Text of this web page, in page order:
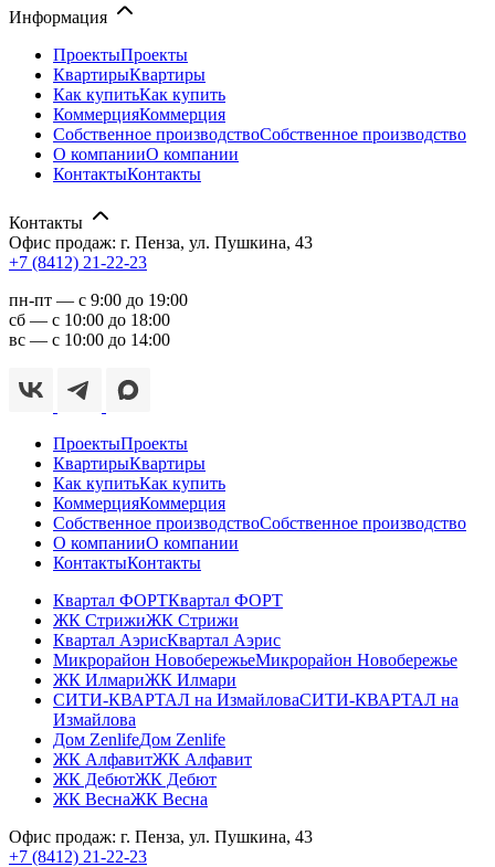
Информация
ПроектыПроекты
КвартирыКвартиры
Как купитьКак купить
КоммерцияКоммерция
Собственное производствоСобственное производство
О компанииО компании
КонтактыКонтакты
Контакты
Офис продаж: г. Пенза, ул. Пушкина, 43
+7 (8412) 21-22-23
пн-пт — с 9:00 до 19:00
сб — с 10:00 до 18:00
вс — с 10:00 до 14:00
ПроектыПроекты
КвартирыКвартиры
Как купитьКак купить
КоммерцияКоммерция
Собственное производствоСобственное производство
О компанииО компании
КонтактыКонтакты
Квартал ФОРТКвартал ФОРТ
ЖК СтрижиЖК Стрижи
Квартал АэрисКвартал Аэрис
Микрорайон НовобережьеМикрорайон Новобережье
ЖК ИлмариЖК Илмари
СИТИ-КВАРТАЛ на ИзмайловаСИТИ-КВАРТАЛ на
Измайлова
Дом ZenlifeДом Zenlife
ЖК АлфавитЖК Алфавит
ЖК ДебютЖК Дебют
ЖК ВеснаЖК Весна
Офис продаж: г. Пенза, ул. Пушкина, 43
+7 (8412) 21-22-23